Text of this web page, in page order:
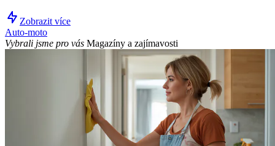
Zobrazit více
Auto-moto
Vybrali jsme pro vás Magazíny a zajímavosti